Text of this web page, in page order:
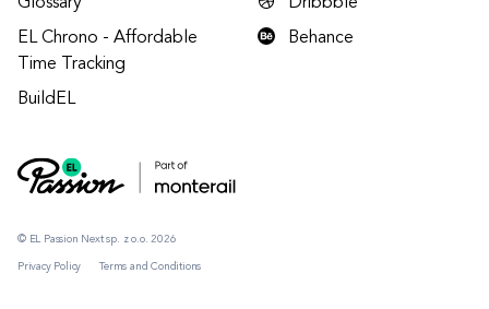
© EL Passion Next sp. z o.o. 2026
Privacy Policy Terms and Conditions
EL Chrono - Affordable
Time Tracking
BuildEL
Behance